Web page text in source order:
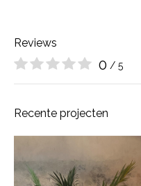
Reviews
0 / 5
Recente projecten